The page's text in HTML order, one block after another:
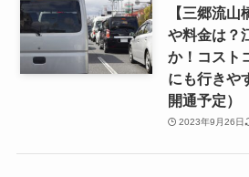
【三郷流
や料金は？
か！コスト
にも行きや
開通予定）
2023年9月26日